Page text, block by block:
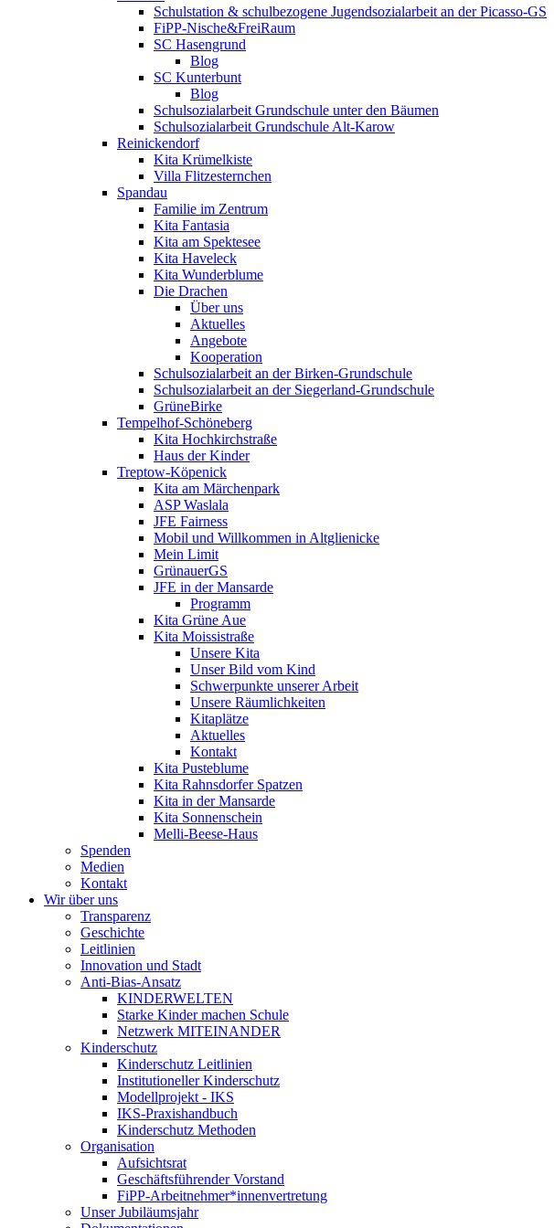
Schulstation & schulbezogene Jugendsozialarbeit an der Picasso-GS
FiPP-Nische&FreiRaum
SC Hasengrund
Blog
SC Kunterbunt
Blog
Schulsozialarbeit Grundschule unter den Bäumen
Schulsozialarbeit Grundschule Alt-Karow
Reinickendorf
Kita Krümelkiste
Villa Flitzesternchen
Spandau
Familie im Zentrum
Kita Fantasia
Kita am Spektesee
Kita Haveleck
Kita Wunderblume
Die Drachen
Über uns
Aktuelles
Angebote
Kooperation
Schulsozialarbeit an der Birken-Grundschule
Schulsozialarbeit an der Siegerland-Grundschule
GrüneBirke
Tempelhof-Schöneberg
Kita Hochkirchstraße
Haus der Kinder
Treptow-Köpenick
Kita am Märchenpark
ASP Waslala
JFE Fairness
Mobil und Willkommen in Altglienicke
Mein Limit
GrünauerGS
JFE in der Mansarde
Programm
Kita Grüne Aue
Kita Moissistraße
Unsere Kita
Unser Bild vom Kind
Schwerpunkte unserer Arbeit
Unsere Räumlichkeiten
Kitaplätze
Aktuelles
Kontakt
Kita Pusteblume
Kita Rahnsdorfer Spatzen
Kita in der Mansarde
Kita Sonnenschein
Melli-Beese-Haus
Spenden
Medien
Kontakt
Wir über uns
Transparenz
Geschichte
Leitlinien
Innovation und Stadt
Anti-Bias-Ansatz
KINDERWELTEN
Starke Kinder machen Schule
Netzwerk MITEINANDER
Kinderschutz
Kinderschutz Leitlinien
Institutioneller Kinderschutz
Modellprojekt - IKS
IKS-Praxishandbuch
Kinderschutz Methoden
Organisation
Aufsichtsrat
Geschäftsführender Vorstand
FiPP-Arbeitnehmer*​innenvertretung
Unser Jubiläumsjahr